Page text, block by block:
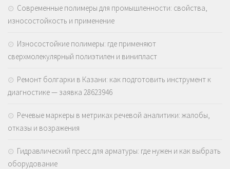
Современные полимеры для промышленности: свойства,
износостойкость и применение
Износостойкие полимеры: где применяют
сверхмолекулярный полиэтилен и винипласт
Ремонт болгарки в Казани: как подготовить инструмент к
диагностике — заявка 28623946
Речевые маркеры в метриках речевой аналитики: жалобы,
отказы и возражения
Гидравлический пресс для арматуры: где нужен и как выбрать
оборудование